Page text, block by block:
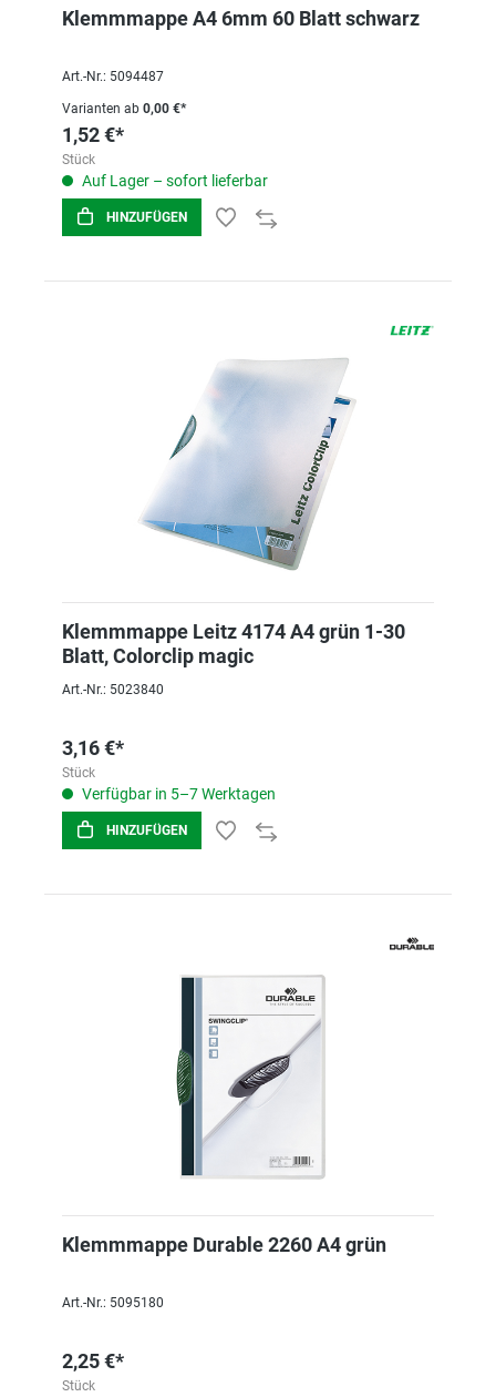
Klemmmappe A4 6mm 60 Blatt schwarz
Art.-Nr.: 5094487
Varianten ab 0,00 €*
1,52 €*
Stück
Auf Lager – sofort lieferbar
HINZUFÜGEN
Klemmmappe Leitz 4174 A4 grün 1-30
Blatt, Colorclip magic
Art.-Nr.: 5023840
3,16 €*
Stück
Verfügbar in 5–7 Werktagen
HINZUFÜGEN
Klemmmappe Durable 2260 A4 grün
Art.-Nr.: 5095180
2,25 €*
Stück